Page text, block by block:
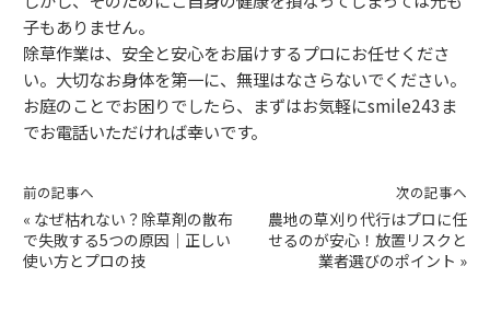
子もありません。
除草作業は、安全と安心をお届けするプロにお任せくださ
い。大切なお身体を第一に、無理はなさらないでください。
お庭のことでお困りでしたら、まずはお気軽にsmile243ま
でお電話いただければ幸いです。
前の記事へ
« なぜ枯れない？除草剤の散布
で失敗する5つの原因｜正しい
使い方とプロの技
次の記事へ
農地の草刈り代行はプロに任
せるのが安心！放置リスクと
業者選びのポイント »